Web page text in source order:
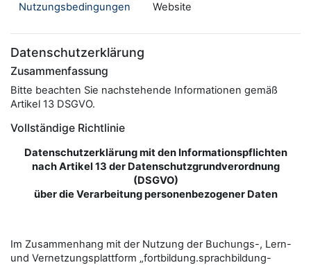
Nutzungsbedingungen
Website
Datenschutzerklärung
Zusammenfassung
Bitte beachten Sie nachstehende Informationen gemäß
Artikel 13 DSGVO.
Vollständige Richtlinie
Datenschutzerklärung mit den Informationspflichten
nach Artikel 13 der Datenschutzgrundverordnung
(DSGVO)
über die Verarbeitung personenbezogener Daten
Im Zusammenhang mit der Nutzung der Buchungs-, Lern-
und Vernetzungsplattform „fortbildung.sprachbildung-